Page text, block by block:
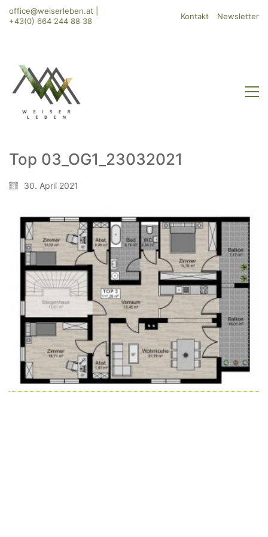
office@weiserleben.at
+43(0) 664 244 88 38
Kontakt Newsletter
Top 03_OG1_23032021
30. April 2021
WeiserLeben GmbH
A-5020 Salzburg
office@weiserleben.at
+43(0) 664 244 88 38
Wir schaffen Lebensräume, die die Außenwelt mit der
Innenwelt verbinden. Das Persönliche steht stets im
Vordergrund.
Kontakt
Newsletter